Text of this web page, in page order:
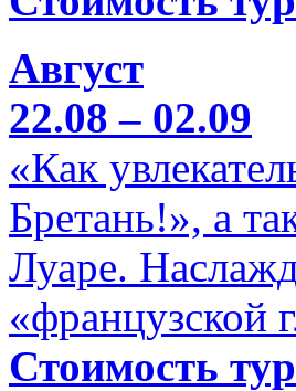
Август
22.08 – 02.09
«Как
Бретань!», а
Луаре.
«французской
Стоимость